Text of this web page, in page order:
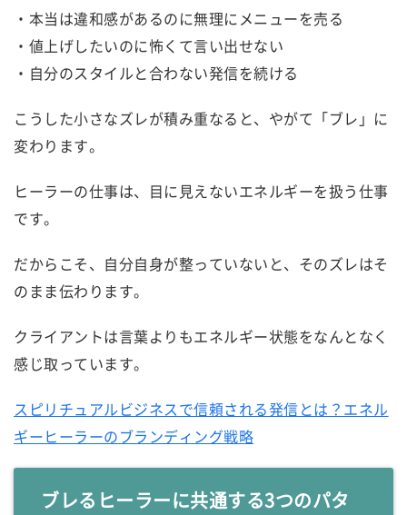
・本当は違和感があるのに無理にメニューを売る
・値上げしたいのに怖くて言い出せない
・自分のスタイルと合わない発信を続ける
こうした小さなズレが積み重なると、やがて「ブレ」に
変わります。
ヒーラーの仕事は、目に見えないエネルギーを扱う仕事
です。
だからこそ、自分自身が整っていないと、そのズレはそ
のまま伝わります。
クライアントは言葉よりもエネルギー状態をなんとなく
感じ取っています。
スピリチュアルビジネスで信頼される発信とは？エネル
ギーヒーラーのブランディング戦略
ブレるヒーラーに共通する3つのパタ